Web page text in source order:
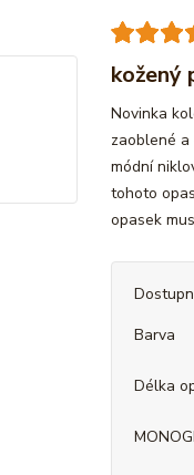
kožený
Novinka
zaoblené
módní
tohoto
opasek
Barva
Délka